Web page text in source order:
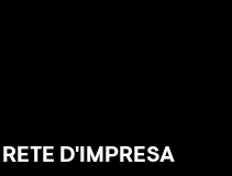
RETE D'IMPRESA